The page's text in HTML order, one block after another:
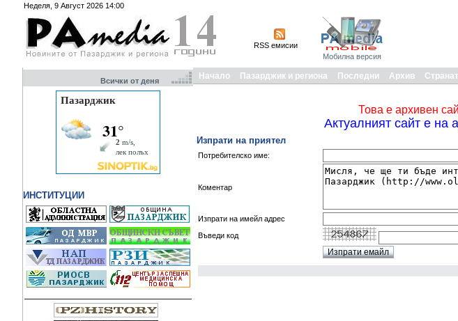
Неделя, 9 Август 2026 14:00
RSS емисии
Мобилна версия
Всички от деня
ИНСТИТУЦИИ
Начало Пазарджик и региона Последни Архив
Това е архивен
Актуалният сайт е на
Изпрати на приятел
Потребителско име:
Коментар
Изпрати на имейл адрес
Въведи код